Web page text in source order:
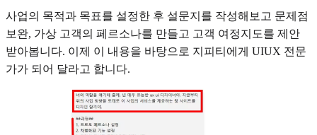
사업의 목적과 목표를 설정한 후 설문지를 작성해보고 문제점
보완, 가상 고객의 페르소나를 만들고 고객 여정지도를 제안
받아봅니다. 이제 이 내용을 바탕으로 지피티에게 UIUX 전문
가가 되어 달라고 합니다.